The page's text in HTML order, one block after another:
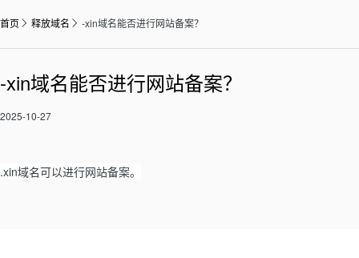
首页 释放域名 -xin域名能否进行网站备案？
-xin域名能否进行网站备案？
2025-10-27
.xin域名可以进行网站备案。